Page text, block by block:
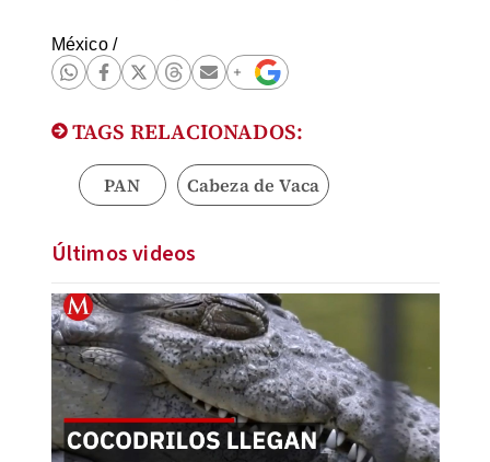
México/
TAGS RELACIONADOS:
PAN Cabeza de Vaca
Últimos videos